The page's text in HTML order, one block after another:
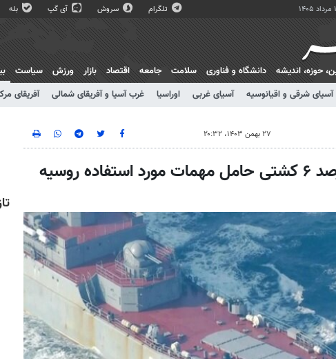
تلگرام سروش آی گپ بله
حوزه، انديشه دانشگاه و فناوری سلامت جامعه اقتصاد بازار ورزش سیاست
آسیای شرقی و اقیانوسیه آسیای غربی اوراسیا غرب آسیا و آفریقای شمالی آفریقای
۲۷ بهمن ۱۴۰۳، ۲۰:۳۲
روایت انگلیس از رصد ۶ کشتی حامل مهمات مورد استفاده روسیه